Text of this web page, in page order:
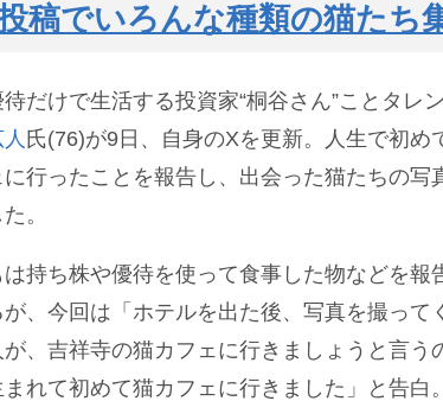
稿でいろんな種類の猫たち
だけで生活する投資家“桐谷さん”ことタレ
氏(76)が9日、自身のXを更新。人生で初め
に行ったことを報告し、出会った猫たちの写
。
は持ち株や優待を使って食事した物などを報
が、今回は「ホテルを出た後、写真を撮って
が、吉祥寺の猫カフェに行きましょうと言う
れて初めて猫カフェに行きました」と告白。